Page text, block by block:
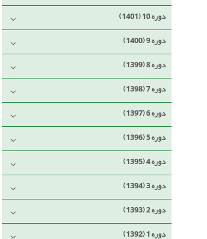
دوره 10 (1401)
دوره 9 (1400)
دوره 8 (1399)
دوره 7 (1398)
دوره 6 (1397)
دوره 5 (1396)
دوره 4 (1395)
دوره 3 (1394)
دوره 2 (1393)
دوره 1 (1392)